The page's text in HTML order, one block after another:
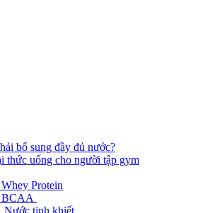
bổ sung đầy đủ nước?
thức uống cho người tập gym
Protein
BCAA
Nước tinh khiết